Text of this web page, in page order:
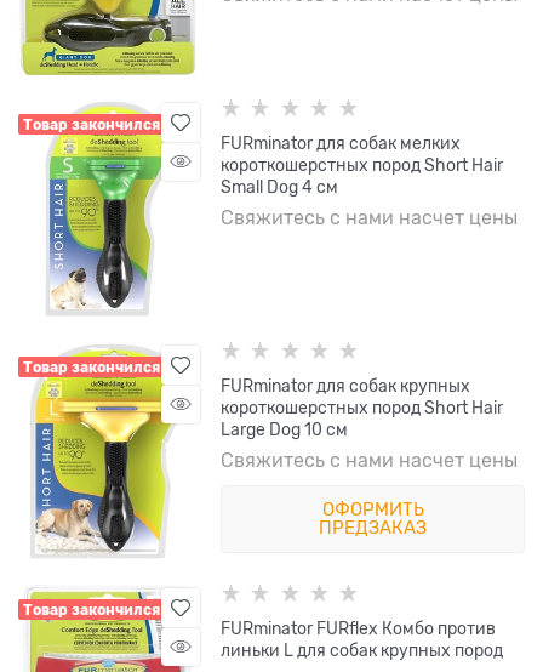
Товар закончился
FURminator для собак мелких
короткошерстных пород Short Hair
Small Dog 4 см
Свяжитесь с нами насчет цены
Товар закончился
FURminator для собак крупных
короткошерстных пород Short Hair
Large Dog 10 см
Свяжитесь с нами насчет цены
ОФОРМИТЬ
ПРЕДЗАКАЗ
Товар закончился
FURminator FURflex Комбо против
линьки L для собак крупных пород